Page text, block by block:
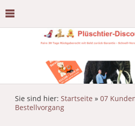
Sie sind hier: Startseite » 07
Bestellvorgang